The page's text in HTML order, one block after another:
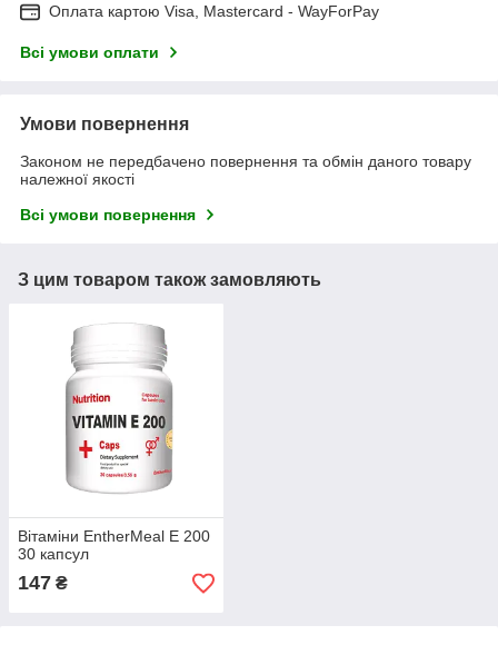
Оплата картою Visa, Mastercard - WayForPay
Всі умови оплати
Умови повернення
Законом не передбачено повернення та обмін даного товару
належної якості
Всі умови повернення
З цим товаром також замовляють
Вітаміни EntherMeal E 200
30 капсул
147 ₴